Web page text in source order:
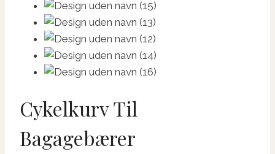
Cykelkurv Til
Bagagebærer